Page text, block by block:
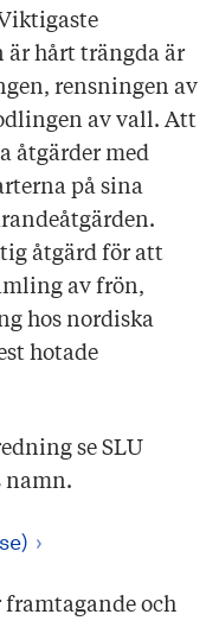
är hårt trängda är
rensningen av
av vall. Att
åtgärder med
på sina
åtgärd för att
av frön,
hos nordiska
hotade
se SLU
namn.
och